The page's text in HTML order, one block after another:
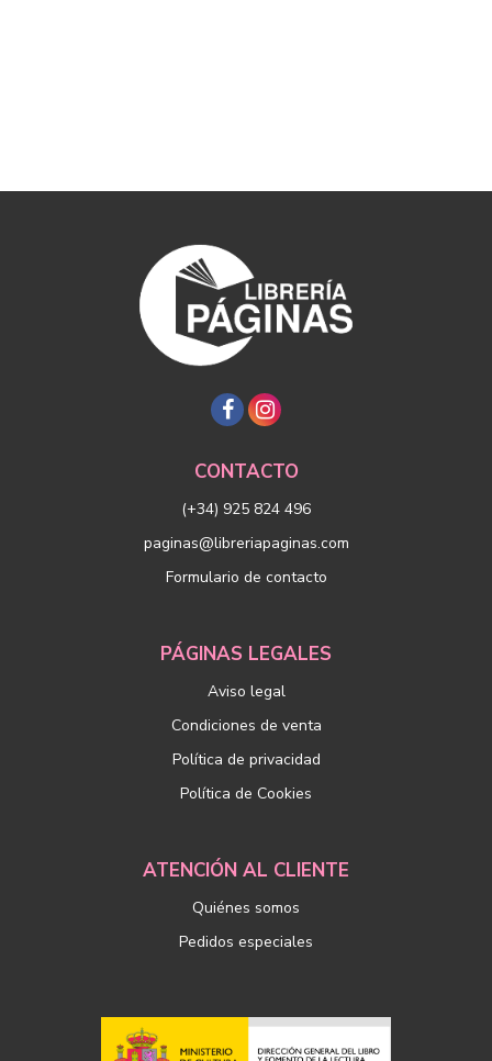
CONTACTO
(+34) 925 824 496
paginas@libreriapaginas.com
Formulario de contacto
PÁGINAS LEGALES
Aviso legal
Condiciones de venta
Política de privacidad
Política de Cookies
ATENCIÓN AL CLIENTE
Quiénes somos
Pedidos especiales